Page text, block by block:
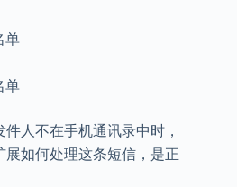
单
单
人不在手机通讯录中时，
如何处理这条短信，是正